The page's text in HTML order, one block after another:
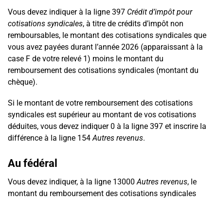
Vous devez indiquer à la ligne 397 Crédit d’impôt pour
cotisations syndicales, à titre de crédits d’impôt non
remboursables, le montant des cotisations syndicales que
vous avez payées durant l’année 2026 (apparaissant à la
case F de votre relevé 1) moins le montant du
remboursement des cotisations syndicales (montant du
chèque).
Si le montant de votre remboursement des cotisations
syndicales est supérieur au montant de vos cotisations
déduites, vous devez indiquer 0 à la ligne 397 et inscrire la
différence à la ligne 154Autres revenus.
Au fédéral
Vous devez indiquer, à la ligne 13000Autres revenus, le
montant du remboursement des cotisations syndicales